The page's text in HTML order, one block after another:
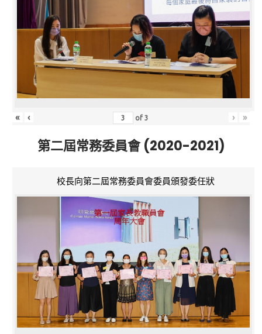
« ‹ of3 › »
第二屆常務委員會 (2020-2021)
校長向第二屆常務委員會委員頒發委任狀